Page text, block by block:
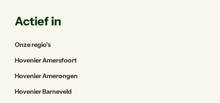
Actief in
Onze regio’s
Hovenier Amersfoort
Hovenier Amerongen
Hovenier Barneveld